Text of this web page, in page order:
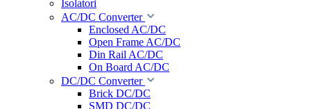
Isolatori
AC/DC Converter
Enclosed AC/DC
Open Frame AC/DC
Din Rail AC/DC
On Board AC/DC
DC/DC Converter
Brick DC/DC
SMD DC/DC